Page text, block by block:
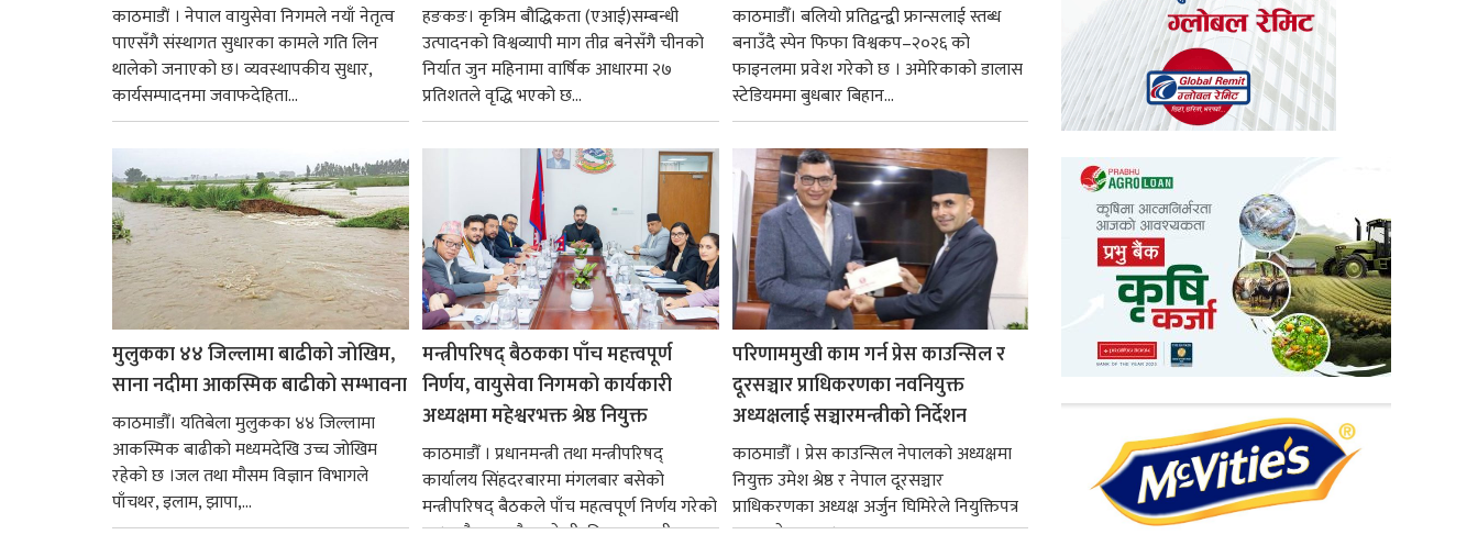
काठमाडाैं । नेपाल वायुसेवा निगमले नयाँ नेतृत्व
पाएसँगै संस्थागत सुधारका कामले गति लिन
थालेको जनाएको छ। व्यवस्थापकीय सुधार,
कार्यसम्पादनमा जवाफदेहिता...
हङकङ। कृत्रिम बौद्धिकता (एआई)सम्बन्धी
उत्पादनको विश्वव्यापी माग तीव्र बनेसँगै चीनको
निर्यात जुन महिनामा वार्षिक आधारमा २७
प्रतिशतले वृद्धि भएको छ...
काठमाडौँ। बलियो प्रतिद्वन्द्वी फ्रान्सलाई स्तब्ध
बनाउँदै स्पेन फिफा विश्वकप–२०२६ को
फाइनलमा प्रवेश गरेको छ । अमेरिकाको डालास
स्टेडियममा बुधबार बिहान...
मुलुकका ४४ जिल्लामा बाढीको जोखिम,
साना नदीमा आकस्मिक बाढीको सम्भावना
काठमाडौँ। यतिबेला मुलुकका ४४ जिल्लामा
आकस्मिक बाढीको मध्यमदेखि उच्च जोखिम
रहेको छ ।जल तथा मौसम विज्ञान विभागले
पाँचथर, इलाम, झापा,...
मन्त्रीपरिषद् बैठकका पाँच महत्त्वपूर्ण
निर्णय, वायुसेवा निगमको कार्यकारी
अध्यक्षमा महेश्वरभक्त श्रेष्ठ नियुक्त
काठमाडौँ । प्रधानमन्त्री तथा मन्त्रीपरिषद्
कार्यालय सिंहदरबारमा मंगलबार बसेको
मन्त्रीपरिषद् बैठकले पाँच महत्वपूर्ण निर्णय गरेको
छ । यसैक्रममा बैडकले बीउबिजनसम्बन्धी...
परिणाममुखी काम गर्न प्रेस काउन्सिल र
दूरसञ्चार प्राधिकरणका नवनियुक्त
अध्यक्षलाई सञ्चारमन्त्रीको निर्देशन
काठमाडौँ । प्रेस काउन्सिल नेपालको अध्यक्षमा
नियुक्त उमेश श्रेष्ठ र नेपाल दूरसञ्चार
प्राधिकरणका अध्यक्ष अर्जुन घिमिरेले नियुक्तिपत्र
ग्रहण गरेका छन्।...